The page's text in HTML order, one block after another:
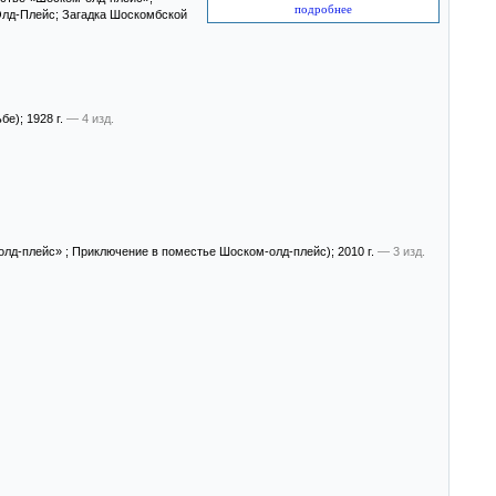
подробнее
Плейс; Загадка Шоскомбской
; 1928 г. — 4 изд.
плейс» ; Приключение в поместье Шоском-олд-плейс); 2010 г. — 3 изд.